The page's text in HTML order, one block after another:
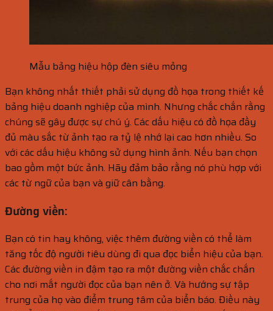
Mẫu bảng hiệu hộp đèn siêu mỏng
Bạn không nhất thiết phải sử dụng đồ họa trong thiết kế
bảng hiệu doanh nghiệp của mình. Nhưng chắc chắn rằng
chúng sẽ gây được sự chú ý. Các dấu hiệu có đồ họa đầy
đủ màu sắc từ ảnh tạo ra tỷ lệ nhớ lại cao hơn nhiều. So
với các dấu hiệu không sử dụng hình ảnh. Nếu bạn chọn
bao gồm một bức ảnh. Hãy đảm bảo rằng nó phù hợp với
các từ ngữ của bạn và giữ cân bằng.
Đường viền:
Bạn có tin hay không, việc thêm đường viền có thể làm
tăng tốc độ người tiêu dùng đi qua đọc biển hiệu của bạn.
Các đường viền in đậm tạo ra một đường viền chắc chắn
cho nơi mắt người đọc của bạn nên ở. Và hướng sự tập
trung của họ vào điểm trung tâm của biển báo. Điều này